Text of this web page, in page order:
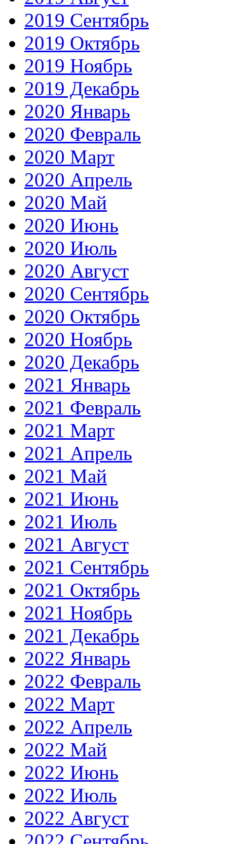
2019 Сентябрь
2019 Октябрь
2019 Ноябрь
2019 Декабрь
2020 Январь
2020 Февраль
2020 Март
2020 Апрель
2020 Май
2020 Июнь
2020 Июль
2020 Август
2020 Сентябрь
2020 Октябрь
2020 Ноябрь
2020 Декабрь
2021 Январь
2021 Февраль
2021 Март
2021 Апрель
2021 Май
2021 Июнь
2021 Июль
2021 Август
2021 Сентябрь
2021 Октябрь
2021 Ноябрь
2021 Декабрь
2022 Январь
2022 Февраль
2022 Март
2022 Апрель
2022 Май
2022 Июнь
2022 Июль
2022 Август